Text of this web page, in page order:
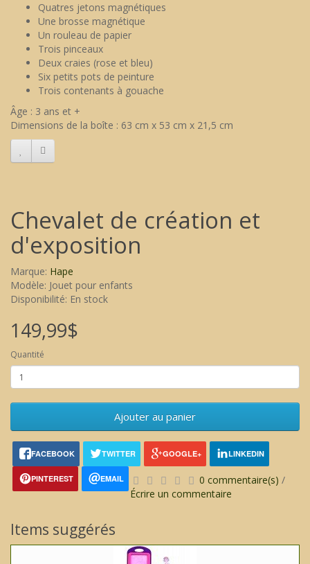
Quatres jetons magnétiques
Une brosse magnétique
Un rouleau de papier
Trois pinceaux
Deux craies (rose et bleu)
Six petits pots de peinture
Trois contenants à gouache
Âge : 3 ans et +
Dimensions de la boîte : 63 cm x 53 cm x 21,5 cm
Chevalet de création et
d'exposition
Marque: Hape
Modèle: Jouet pour enfants
Disponibilité: En stock
149,99$
Quantité
Ajouter au panier
FACEBOOK TWITTER GOOGLE+ LINKEDIN
PINTEREST EMAIL 0 commentaire(s) /
Écrire un commentaire
Items suggérés